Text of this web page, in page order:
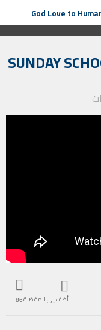
SUNDAY
أضف إلى المفضلة86